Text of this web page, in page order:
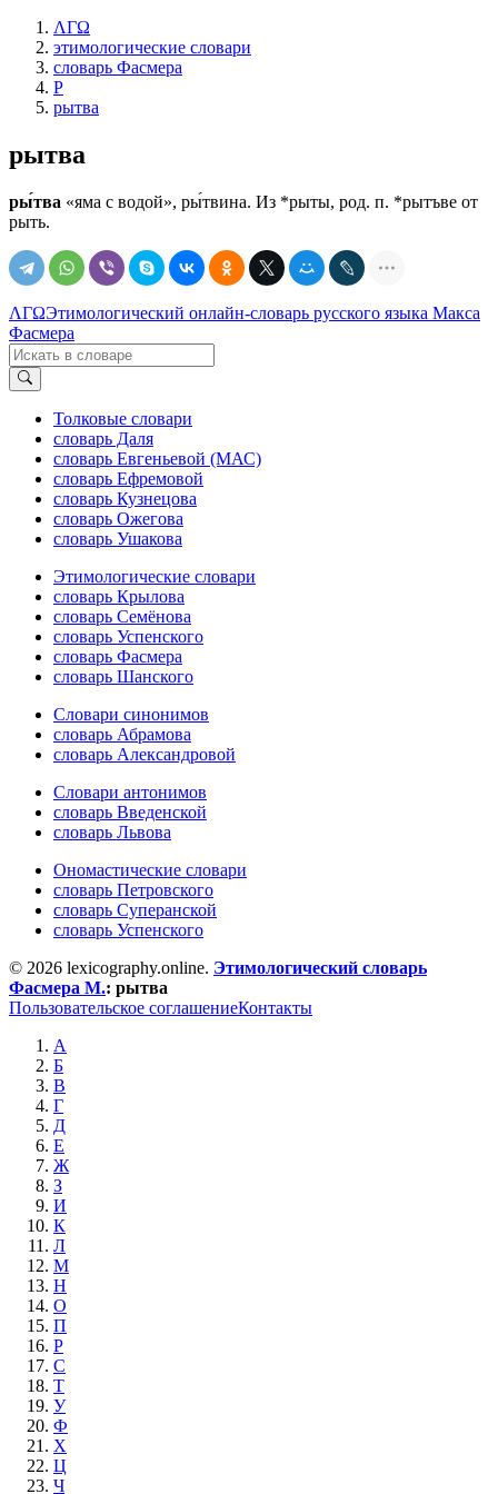
ΛΓΩ
этимологические словари
словарь Фасмера
Р
рытва
рытва
ры́тва «яма с водой», ры́твина. Из *рыты, род. п. *рытъве от
рыть.
ΛΓΩЭтимологический онлайн-словарь русского языка Макса
Фасмера
Толковые словари
словарь Даля
словарь Евгеньевой (МАС)
словарь Ефремовой
словарь Кузнецова
словарь Ожегова
словарь Ушакова
Этимологические словари
словарь Крылова
словарь Семёнова
словарь Успенского
словарь Фасмера
словарь Шанского
Словари синонимов
словарь Абрамова
словарь Александровой
Словари антонимов
словарь Введенской
словарь Львова
Ономастические словари
словарь Петровского
словарь Суперанской
словарь Успенского
© 2026 lexicography.online. Этимологический словарь
Фасмера М.: рытва
Пользовательское соглашениеКонтакты
А
Б
В
Г
Д
Е
Ж
З
И
К
Л
М
Н
О
П
Р
С
Т
У
Ф
Х
Ц
Ч